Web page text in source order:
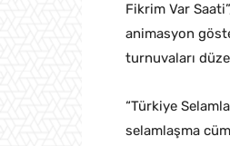
Fikrim Var
animasyon
turnuvaları
“Türkiye
selamlaşma